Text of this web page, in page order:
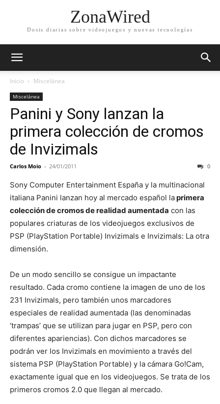
ZonaWired
Dosis diarias sobre videojuegos y nuevas tecnologías
Inicio Miscelánea
Miscelánea
Panini y Sony lanzan la
primera colección de cromos
de Invizimals
Carlos Moio - 24/01/2011 0
Sony Computer Entertainment España y la multinacional
italiana Panini lanzan hoy al mercado español laprimera
colección de cromos de realidad aumentada con las
populares criaturas de los videojuegos exclusivos de
PSP (PlayStation Portable) Invizimals e Invizimals: La otra
dimensión.
De un modo sencillo se consigue un impactante
resultado. Cada cromo contiene la imagen de uno de los
231 Invizimals, pero también unos marcadores
especiales de realidad aumentada (las denominadas
‘trampas’ que se utilizan para jugar en PSP, pero con
diferentes apariencias). Con dichos marcadores se
podrán ver los Invizimals en movimiento a través del
sistema PSP (PlayStation Portable) y la cámara Go!Cam,
exactamente igual que en los videojuegos. Se trata de los
primeros cromos 2.0 que llegan al mercado.